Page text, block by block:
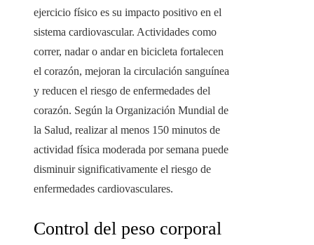
ejercicio físico es su impacto positivo en el
sistema cardiovascular. Actividades como
correr, nadar o andar en bicicleta fortalecen
el corazón, mejoran la circulación sanguínea
y reducen el riesgo de enfermedades del
corazón. Según la Organización Mundial de
la Salud, realizar al menos 150 minutos de
actividad física moderada por semana puede
disminuir significativamente el riesgo de
enfermedades cardiovasculares.
Control del peso corporal